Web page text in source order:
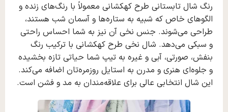
رنگ شال تابستانی طرح کهکشانی معمولاً با رنگ‌های زنده و
الگوهای خاص که شبیه به ستاره‌ها و آسمان شب هستند،
طراحی می‌شوند. جنس نخی آن نیز به شما احساس راحتی
و سبکی می‌دهد. شال نخی طرح کهکشانی با ترکیب رنگ
بنفش، صورتی، آبی و غیره به تیپ شما حیاتی تازه بخشیده
و جلوه‌ای هنری و مدرن به استایل روزمره‌تان اضافه می‌کند.
این شال انتخابی عالی برای علاقه‌مندان به مد و فشن است.